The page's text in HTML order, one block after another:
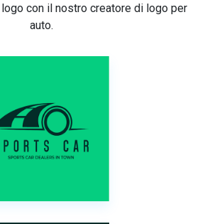
con il nostro creatore di logo per
auto.